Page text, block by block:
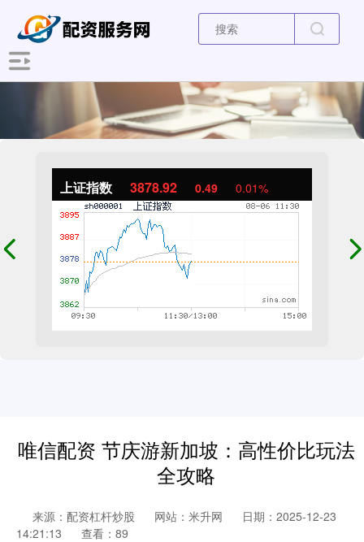
上证指数 3878.92 0.49 0.01%
唯信配资 节庆游新加坡：高性价比玩法
全攻略
来源：配资杠杆炒股 网站：米升网
日期：2025-12-23
14:21:13
查看：89